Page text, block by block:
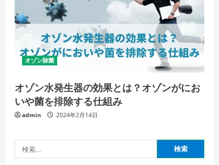
オゾン除菌
オゾン水発生器の効果とは？オゾンがにお
いや菌を排除する仕組み
admin 2024年2月14日
索: